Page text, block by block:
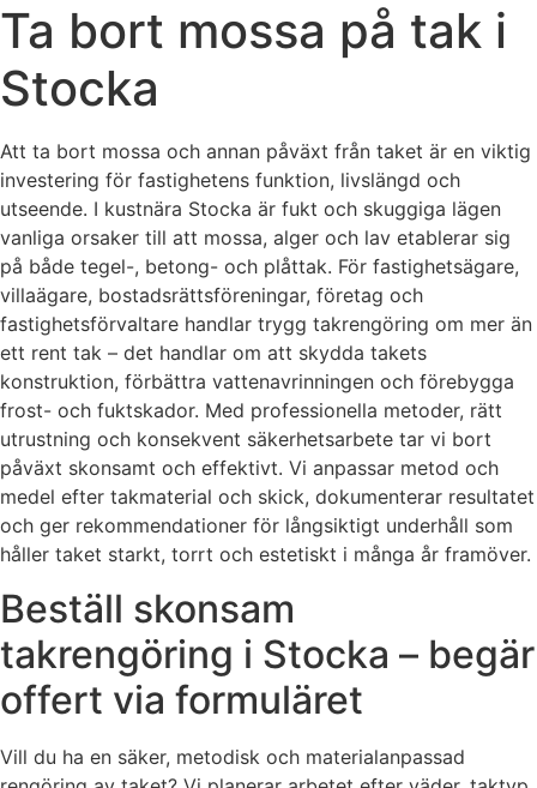
Ta bort mossa på tak i
Stocka
Att ta bort mossa och annan påväxt från taket är en viktig
investering för fastighetens funktion, livslängd och
utseende. I kustnära Stocka är fukt och skuggiga lägen
vanliga orsaker till att mossa, alger och lav etablerar sig
på både tegel-, betong- och plåttak. För fastighetsägare,
villaägare, bostadsrättsföreningar, företag och
fastighetsförvaltare handlar trygg takrengöring om mer än
ett rent tak – det handlar om att skydda takets
konstruktion, förbättra vattenavrinningen och förebygga
frost- och fuktskador. Med professionella metoder, rätt
utrustning och konsekvent säkerhetsarbete tar vi bort
påväxt skonsamt och effektivt. Vi anpassar metod och
medel efter takmaterial och skick, dokumenterar resultatet
och ger rekommendationer för långsiktigt underhåll som
håller taket starkt, torrt och estetiskt i många år framöver.
Beställ skonsam
takrengöring i Stocka – begär
offert via formuläret
Vill du ha en säker, metodisk och materialanpassad